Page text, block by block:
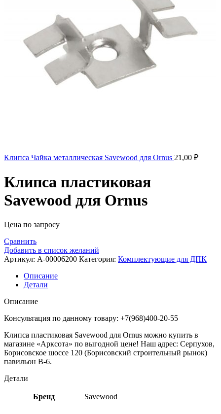
Клипса Чайка металлическая Savewood для Ornus 21,00 ₽
Клипса пластиковая
Savewood для Ornus
Цена по запросу
Сравнить
Добавить в список желаний
Артикул: A-00006200 Категория: Комплектующие для ДПК
Описание
Детали
Описание
Консультация по данному товару: +7(968)400-20-55
Клипса пластиковая Savewood для Ornus можно купить в
магазине «Арксота» по выгодной цене! Наш адрес: Серпухов,
Борисовское шоссе 120 (Борисовский строительный рынок)
павильон В-6.
Детали
Бренд Savewood